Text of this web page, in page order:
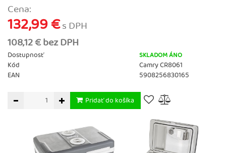
Cena:
132,99 €s DPH
108,12 € bez DPH
Dostupnosť SKLADOM ÁNO
Kód
Camry CR8061
EAN
5908256830165
Pridať do košíka